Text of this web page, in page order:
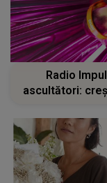
Radio
ascultători: